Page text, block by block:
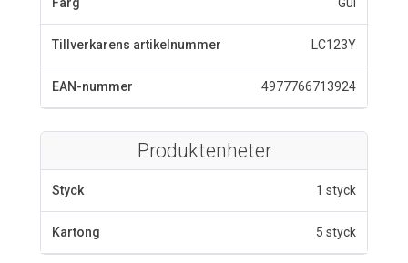
Tillverkarens artikelnummer LC123Y
EAN-nummer 4977766713924
Produktenheter
Styck 1 styck
Kartong 5 styck